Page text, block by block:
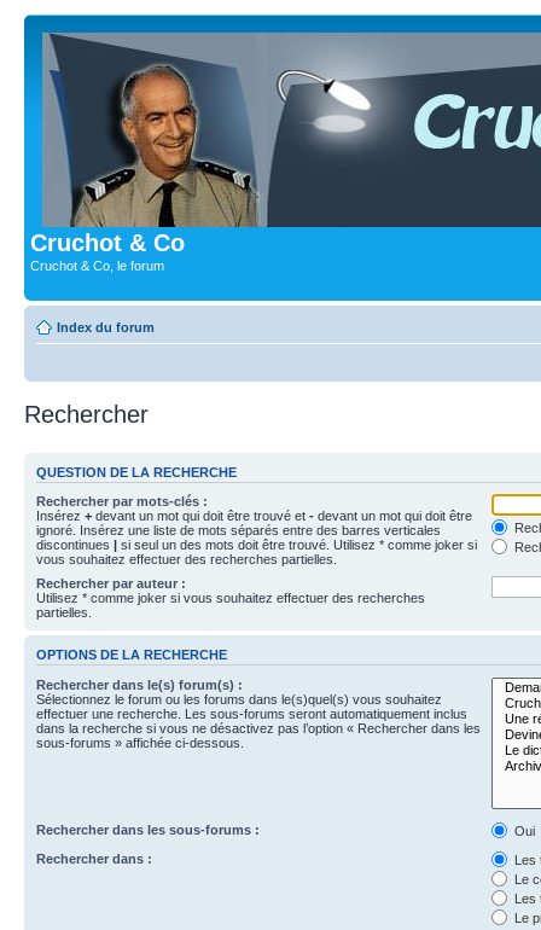
Cruchot & Co
Cruchot & Co, le forum
Index du forum
Rechercher
QUESTION DE LA RECHERCHE
Rechercher par mots-clés :
Insérez + devant un mot qui doit être trouvé et - devant un mot qui doit être
ignoré. Insérez une liste de mots séparés entre des barres verticales
discontinues | si seul un des mots doit être trouvé. Utilisez * comme joker si
vous souhaitez effectuer des recherches partielles.
Rechercher par auteur :
Utilisez * comme joker si vous souhaitez effectuer des recherches
partielles.
OPTIONS DE LA RECHERCHE
Rechercher dans le(s) forum(s) :
Sélectionnez le forum ou les forums dans le(s)quel(s) vous souhaitez
effectuer une recherche. Les sous-forums seront automatiquement inclus
dans la recherche si vous ne désactivez pas l’option « Rechercher dans les
sous-forums » affichée ci-dessous.
Rechercher dans les sous-forums :
Oui
Rechercher dans :
Les
Le
Les
Le